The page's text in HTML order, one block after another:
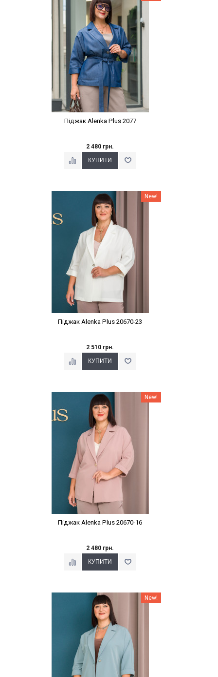
Піджак Alenka Plus 2077
2 480 грн.
Наклейки Варіант з % New!
Піджак Alenka Plus 20670-23
2 510 грн.
Наклейки Варіант з % New!
Піджак Alenka Plus 20670-16
2 480 грн.
Наклейки Варіант з % New!